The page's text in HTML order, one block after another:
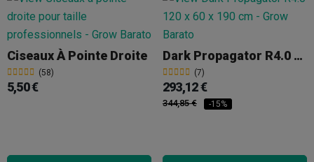
Ciseaux À Pointe Droite
(58)
5,50 €
Dark Propagator R4.0 120 X 60 X 190 Cm
(7)
293,12 €
344,85 € -15%